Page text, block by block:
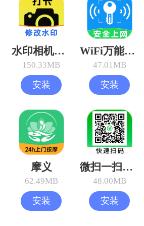
水印相机打卡版
150.33MB
安装
WiFi万能钥钥免费连
47.01MB
安装
摩义
62.49MB
安装
微扫一扫查二维码
48.00MB
安装